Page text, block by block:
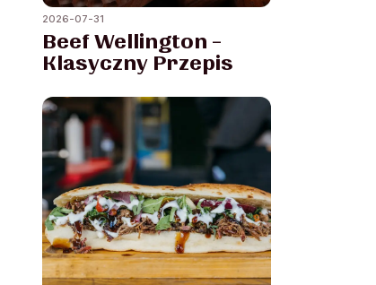
2026-07-31
Beef Wellington –
Klasyczny Przepis